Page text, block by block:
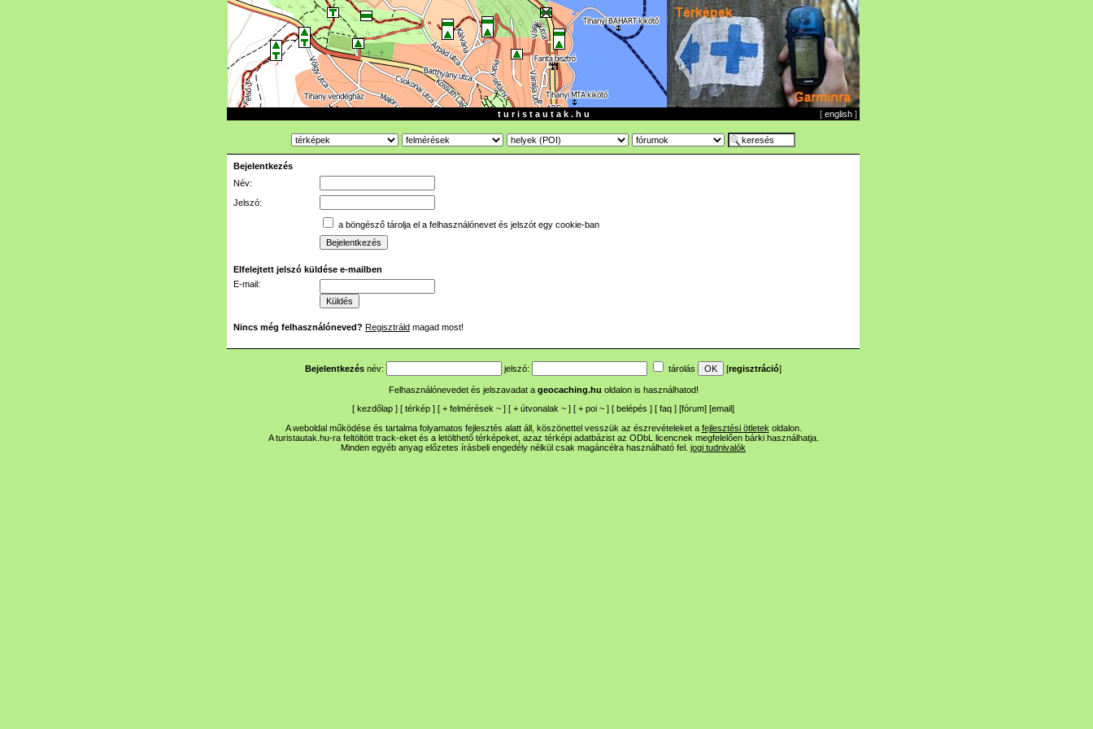
t u r i s t a u t a k . h u [ english ]
Bejelentkezés
Név:
Jelszó:
a böngésző tárolja el a felhasználónevet és jelszót egy cookie-ban
Elfelejtett jelszó küldése e-mailben
E-mail:
Nincs még felhasználóneved? Regisztráld magad most!
Bejelentkezés név: jelszó: tárolás [regisztráció]
Felhasználónevedet és jelszavadat a geocaching.hu oldalon is használhatod!
[ kezdőlap ] [ térkép ] [ + felmérések ~ ] [ + útvonalak ~ ] [ + poi ~ ] [ belépés ] [ faq ] [fórum] [email]
A weboldal működése és tartalma folyamatos fejlesztés alatt áll, köszönettel vesszük az észrevételeket a fejlesztési ötletek oldalon.
A turistautak.hu-ra feltöltött track-eket és a letölthető térképeket, azaz térképi adatbázist az ODbL licencnek megfelelően bárki használhatja.
Minden egyéb anyag előzetes írásbeli engedély nélkül csak magáncélra használható fel. jogi tudnivalók